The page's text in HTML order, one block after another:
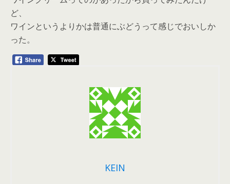
ど、
ワインというよりかは普通にぶどうって感じでおいしか
った。
KEIN